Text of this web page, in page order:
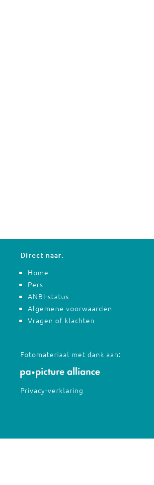
Direct naar:
Home
Pers
ANBI-status
Algemene voorwaarden
Vragen of klachten
Fotomateriaal met dank aan:
Privacy-verklaring